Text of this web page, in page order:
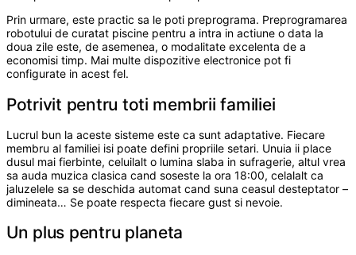
Prin urmare, este practic sa le poti preprograma. Preprogramarea
robotului de curatat piscine pentru a intra in actiune o data la
doua zile este, de asemenea, o modalitate excelenta de a
economisi timp. Mai multe dispozitive electronice pot fi
configurate in acest fel.
Potrivit pentru toti membrii familiei
Lucrul bun la aceste sisteme este ca sunt adaptative. Fiecare
membru al familiei isi poate defini propriile setari. Unuia ii place
dusul mai fierbinte, celuilalt o lumina slaba in sufragerie, altul vrea
sa auda muzica clasica cand soseste la ora 18:00, celalalt ca
jaluzelele sa se deschida automat cand suna ceasul desteptator –
dimineata… Se poate respecta fiecare gust si nevoie.
Un plus pentru planeta